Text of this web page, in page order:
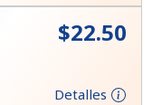
⁦$22.50⁩
Detalles